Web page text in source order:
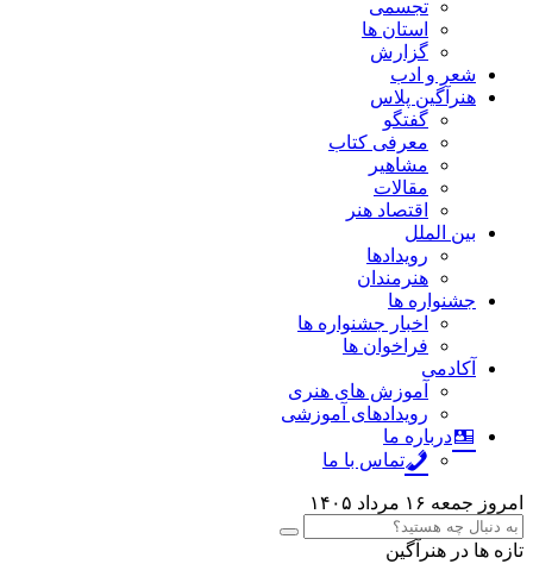
تجسمی
استان ها
گزارش
شعر و ادب
هنرآگین پلاس
گفتگو
معرفی کتاب
مشاهیر
مقالات
اقتصاد هنر
بین الملل
رویدادها
هنرمندان
جشنواره ها
اخبار جشنواره ها
فراخوان ها
آکادمی
آموزش های هنری
رویدادهای آموزشی
درباره ما
تماس با ما
امروز جمعه ۱۶ مرداد ۱۴۰۵
تازه ها در هنرآگین